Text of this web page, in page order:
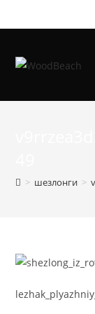
к
> шезлонги >